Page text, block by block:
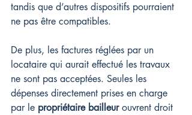
tandis que d’autres dispositifs pourraient
ne pas être compatibles.
De plus, les factures réglées par un
locataire qui aurait effectué les travaux
ne sont pas acceptées. Seules les
dépenses directement prises en charge
par le propriétaire bailleur ouvrent droit